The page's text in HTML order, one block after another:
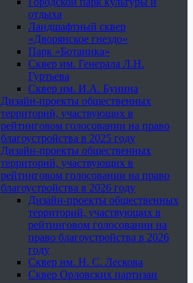
отдыха
Ландшафтный сквер
«Дворянское гнездо»
Парк «Ботаника»
Сквер им. Генерала Л.Н.
Гуртьева
Сквер им. И.А. Бунина
Дизайн-проекты общественных
территорий, участвующих в
рейтинговом голосовании на право
благоустройства в 2025 году
Дизайн-проекты общественных
территорий, участвующих в
рейтинговом голосовании на право
благоустройства в 2026 году
Дизайн-проекты общественных
территорий, участвующих в
рейтинговом голосовании на
право благоустройства в 2026
году
Сквер им. Н. С. Лескова
Сквер Орловских партизан